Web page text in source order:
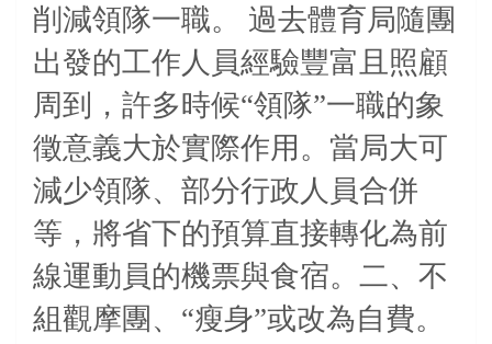
削減領隊一職。
過去體育局隨團
出發的工作人員經驗豐富且照顧
周到，許多時候“領隊”一職的象
徵意義大於實際作用。當局大可
減少領隊、部分行政人員合併
等，將省下的預算直接轉化為前
線運動員的機票與食宿。二、不
組觀摩團、“瘦身”或改為自費。